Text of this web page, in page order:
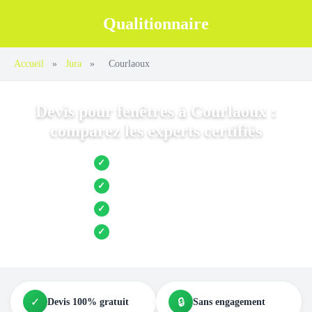
Qualitionnaire
Accueil » Jura » Courlaoux
Devis pour fenêtres à Courlaoux :
comparez les experts certifiés
✓ Jusqu’à 3 devis comparés
✓ Entreprises locales vérifiées
✓ Pose garantie
✓ Aides et primes incluses
✓ Devis 100% gratuit 🔒 Sans engagement